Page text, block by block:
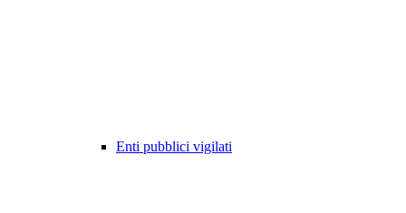
Enti pubblici vigilati